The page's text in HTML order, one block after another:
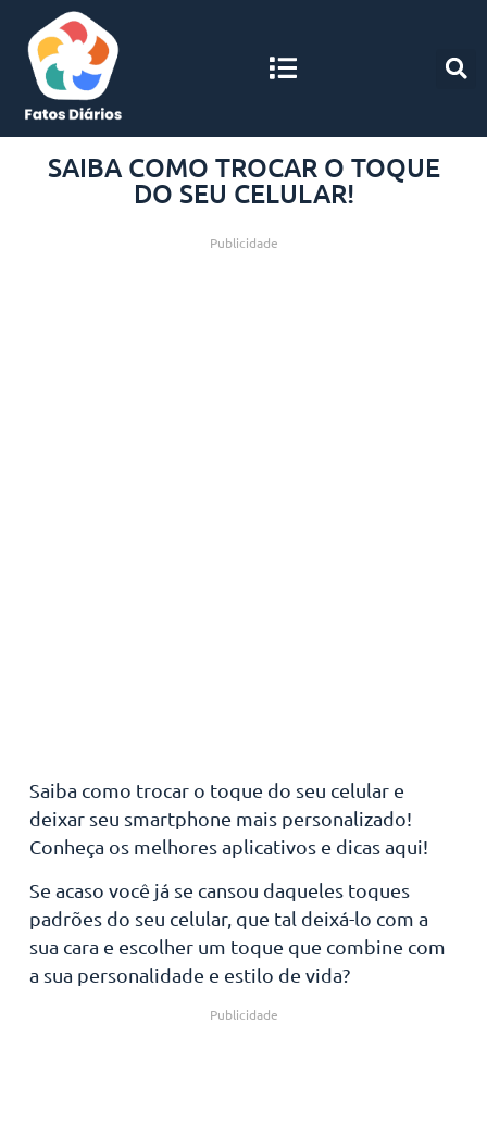
SAIBA COMO TROCAR O TOQUE
DO SEU CELULAR!
Publicidade
Saiba como trocar o toque do seu celular e
deixar seu smartphone mais personalizado!
Conheça os melhores aplicativos e dicas aqui!
Se acaso você já se cansou daqueles toques
padrões do seu celular, que tal deixá-lo com a
sua cara e escolher um toque que combine com
a sua personalidade e estilo de vida?
Publicidade